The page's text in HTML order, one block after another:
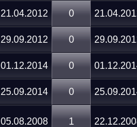
21.04.2012 0
29.09.2012 0
01.12.2014 0
25.09.2014 0
05.08.2008 1